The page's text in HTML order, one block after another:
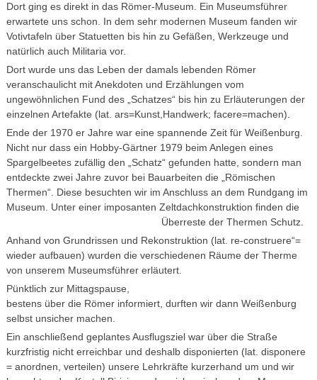
Dort ging es direkt in das Römer-Museum. Ein Museumsführer
erwartete uns schon. In dem sehr modernen Museum fanden wir
Votivtafeln über Statuetten bis hin zu Gefäßen, Werkzeuge und
natürlich auch Militaria vor.
Dort wurde uns das Leben der damals lebenden Römer
veranschaulicht mit Anekdoten und Erzählungen vom
ungewöhnlichen Fund des „Schatzes“ bis hin zu Erläuterungen der
einzelnen Artefakte (lat. ars=Kunst,Handwerk; facere=machen).
Ende der 1970 er Jahre war eine spannende Zeit für Weißenburg.
Nicht nur dass ein Hobby-Gärtner 1979 beim Anlegen eines
Spargelbeetes zufällig den „Schatz“ gefunden hatte, sondern man
entdeckte zwei Jahre zuvor bei Bauarbeiten die „Römischen
Thermen“. Diese besuchten wir im Anschluss an dem Rundgang im
Museum. Unter einer imposanten Zeltdachkonstruktion finden die
Überreste der Thermen Schutz.
Anhand von Grundrissen und Rekonstruktion (lat. re-construere“=
wieder aufbauen) wurden die verschiedenen Räume der Therme
von unserem Museumsführer erläutert.
Pünktlich zur Mittagspause,
bestens über die Römer informiert, durften wir dann Weißenburg
selbst unsicher machen.
Ein anschließend geplantes Ausflugsziel war über die Straße
kurzfristig nicht erreichbar und deshalb disponierten (lat. disponere
= anordnen, verteilen) unsere Lehrkräfte kurzerhand um und wir